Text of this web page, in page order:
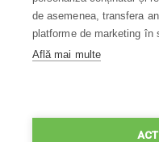
031 22 97 010
POLITICA DE
de asemenea, transfera
platforme de marketing în
Află mai multe